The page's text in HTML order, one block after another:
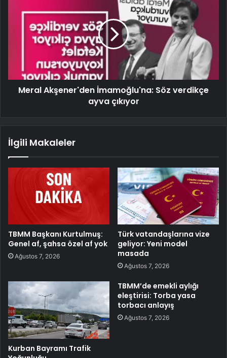
Meral Akşener'den İmamoğlu'na: Söz verdikçe
ayva çıkıyor
İlgili Makaleler
TBMM Başkanı Kurtulmuş:
Genel af, şahsa özel af yok
Ağustos 7, 2026
Türk vatandaşlarına vize
geliyor: Yeni model
masada
Ağustos 7, 2026
Kurban Bayramı Trafik
TBMM’de emekli aylığı
eleştirisi: Torba yasa
torbacı anlayış
Ağustos 7, 2026